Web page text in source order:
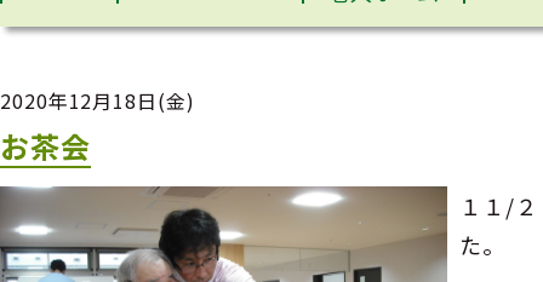
2020年12月18日(金)
お茶会
１１/
た。